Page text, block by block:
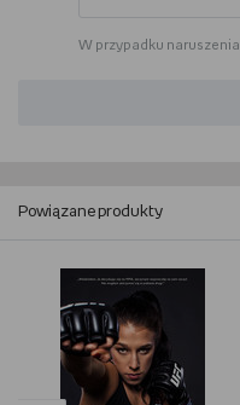
W przypadku naruszenia
Powiązane produkty